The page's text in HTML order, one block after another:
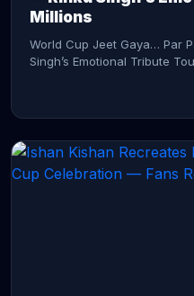
Millions
World Cup Jeet Gaya… Par
Singh’s Emotional Tribute